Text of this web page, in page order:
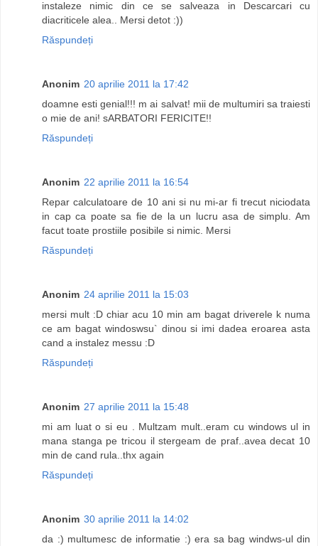
instaleze nimic din ce se salveaza in Descarcari cu
diacriticele alea.. Mersi detot :))
Răspundeți
Anonim 20 aprilie 2011 la 17:42
doamne esti genial!!! m ai salvat! mii de multumiri sa traiesti
o mie de ani! sARBATORI FERICITE!!
Răspundeți
Anonim 22 aprilie 2011 la 16:54
Repar calculatoare de 10 ani si nu mi-ar fi trecut niciodata
in cap ca poate sa fie de la un lucru asa de simplu. Am
facut toate prostiile posibile si nimic. Mersi
Răspundeți
Anonim 24 aprilie 2011 la 15:03
mersi mult :D chiar acu 10 min am bagat driverele k numa
ce am bagat windoswsu` dinou si imi dadea eroarea asta
cand a instalez messu :D
Răspundeți
Anonim 27 aprilie 2011 la 15:48
mi am luat o si eu . Multzam mult..eram cu windows ul in
mana stanga pe tricou il stergeam de praf..avea decat 10
min de cand rula..thx again
Răspundeți
Anonim 30 aprilie 2011 la 14:02
da :) multumesc de informatie :) era sa bag windws-ul din